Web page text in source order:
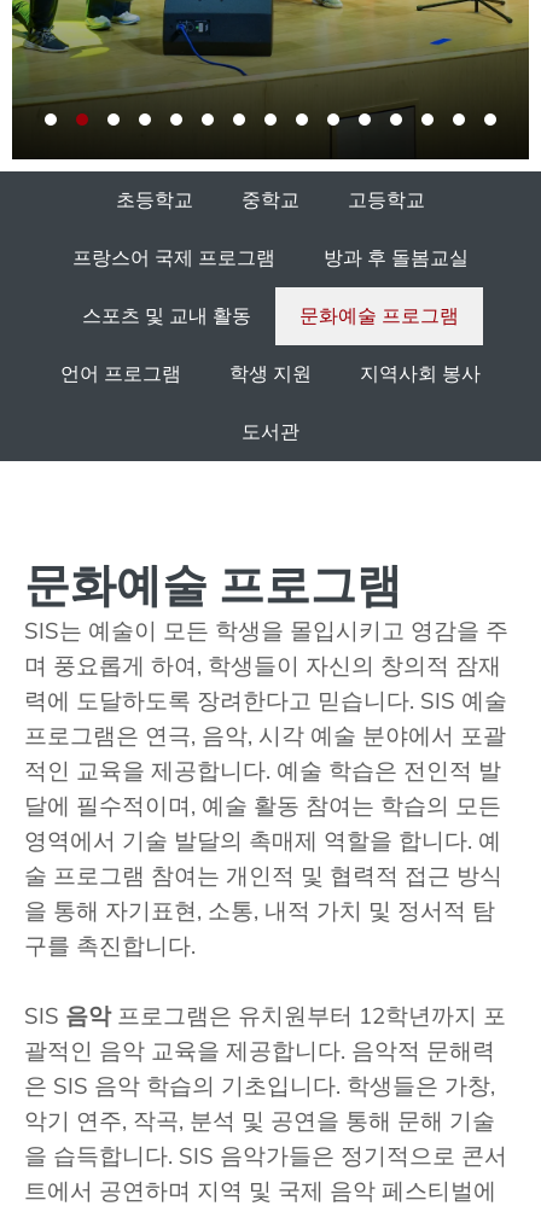
초등학교 중학교 고등학교
프랑스어 국제 프로그램 방과 후 돌봄교실
스포츠 및 교내 활동 문화예술 프로그램
언어 프로그램 학생 지원 지역사회 봉사
도서관
문화예술 프로그램
SIS는 예술이 모든 학생을 몰입시키고 영감을 주
며 풍요롭게 하여, 학생들이 자신의 창의적 잠재
력에 도달하도록 장려한다고 믿습니다. SIS 예술
프로그램은 연극, 음악, 시각 예술 분야에서 포괄
적인 교육을 제공합니다. 예술 학습은 전인적 발
달에 필수적이며, 예술 활동 참여는 학습의 모든
영역에서 기술 발달의 촉매제 역할을 합니다. 예
술 프로그램 참여는 개인적 및 협력적 접근 방식
을 통해 자기표현, 소통, 내적 가치 및 정서적 탐
구를 촉진합니다.
SIS 음악프로그램은 유치원부터 12학년까지 포
괄적인 음악 교육을 제공합니다. 음악적 문해력
은 SIS 음악 학습의 기초입니다. 학생들은 가창,
악기 연주, 작곡, 분석 및 공연을 통해 문해 기술
을 습득합니다. SIS 음악가들은 정기적으로 콘서
트에서 공연하며 지역 및 국제 음악 페스티벌에